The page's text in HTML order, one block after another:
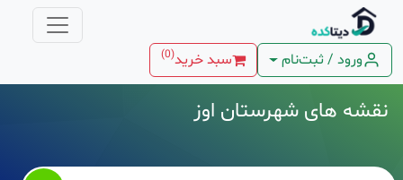
ورود / ثبت‌نام سبد خرید(
0
)
نقشه های شهرستان اوز